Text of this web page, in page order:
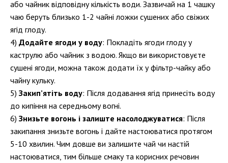
або чайник відповідну кількість води. Зазвичай на 1 чашку
чаю беруть близько 1-2 чайні ложки сушених або свіжих
ягід глоду.
Додайте ягоди у воду: Покладіть ягоди глоду у
каструлю або чайник з водою. Якщо ви використовуєте
сушені ягоди, можна також додати їх у фільтр-чайку або
чайну кульку.
Закип’ятіть воду: Після додавання ягід принесіть воду
до кипіння на середньому вогні.
Знизьте вогонь і залиште насолоджуватися: Після
закипання знизьте вогонь і дайте настоюватися протягом
5-10 хвилин. Чим довше ви залишите чай чи настій
настоюватися, тим більше смаку та корисних речовин